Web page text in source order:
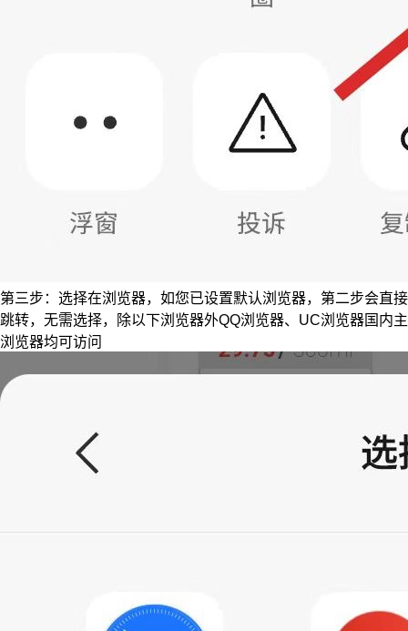
第三步：选择在浏览器，如您已设置默认浏览器，第二步会直接
跳转，无需选择，除以下浏览器外QQ浏览器、UC浏览器国内主
浏览器均可访问